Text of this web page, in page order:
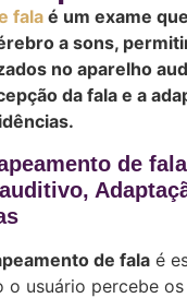
fala é um exame
a sons,
no aparelho
da fala e a
de
de fala é
o usuário percebe os